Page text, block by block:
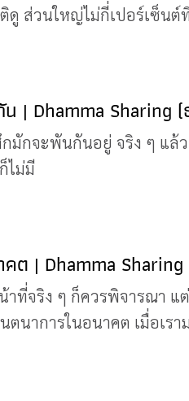
ส่วนใหญ่ไม่กี่เปอร์เซ็น
| Dhamma Sharing (
กจะพันกันอยู่ จริง ๆ แล้
ไม่มี
| Dhamma Sharing
ที่จริง ๆ ก็ควรพิจารณา แ
นาการในอนาคต เมื่อเ